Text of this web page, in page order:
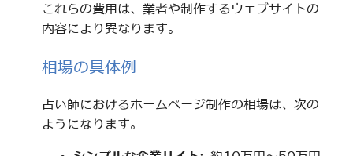
これらの費用は、業者や制作するウェブサイトの
内容により異なります。
相場の具体例
占い師におけるホームページ制作の相場は、次の
ようになります。